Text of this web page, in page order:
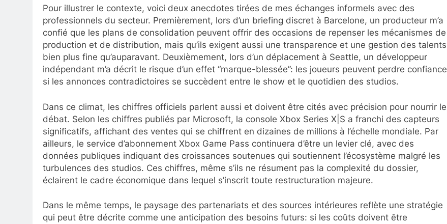
Pour illustrer le contexte, voici deux anecdotes tirées de mes échanges informels avec des
professionnels du secteur. Premièrement, lors d’un briefing discret à Barcelone, un producteur m’a
confié que les plans de consolidation peuvent offrir des occasions de repenser les mécanismes de
production et de distribution, mais qu’ils exigent aussi une transparence et une gestion des talents
bien plus fine qu’auparavant. Deuxièmement, lors d’un déplacement à Seattle, un développeur
indépendant m’a décrit le risque d’un effet “marque-blessée”: les joueurs peuvent perdre confiance
si les annonces contradictoires se succèdent entre le show et le quotidien des studios.
Dans ce climat, les chiffres officiels parlent aussi et doivent être cités avec précision pour nourrir le
débat. Selon les chiffres publiés par Microsoft, la console Xbox Series X|S a franchi des capteurs
significatifs, affichant des ventes qui se chiffrent en dizaines de millions à l’échelle mondiale. Par
ailleurs, le service d’abonnement Xbox Game Pass continuera d’être un levier clé, avec des
données publiques indiquant des croissances soutenues qui soutiennent l’écosystème malgré les
turbulences des studios. Ces chiffres, même s’ils ne résument pas la complexité du dossier,
éclairent le cadre économique dans lequel s’inscrit toute restructuration majeure.
Dans le même temps, le paysage des partenariats et des sources intérieures reflète une stratégie
qui peut être décrite comme une anticipation des besoins futurs: si les coûts doivent être